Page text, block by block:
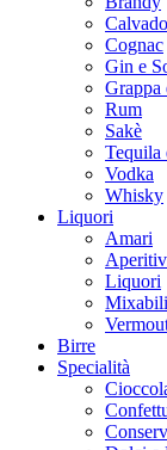
Cognac
Gin e
Grappa
Rum
Sakè
Tequila
Vodka
Whisky
Liquori
Amari
Liquori
Birre
Specialità